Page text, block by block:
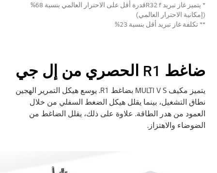
* يتميز غاز تبريد R32 fقدرة أقل على الاحترار العالمي بنسبة 68%
(إمكانية الاحترار العالمي)
** تكلفة غاز تبريد أقل بنسبة 23%
ضاغط R1 الحصري من إل جي
يتميز مكيف MULTI V S بضاغط R1. يوسع هيكل التمرير الهجين
نطاق التشغيل، بينما يقلل هيكل الضغط السفلي من خلال
العمود من هدر الطاقة. علاوة على ذلك، يقلل الضاغط من
الضوضاء والاهتزاز.